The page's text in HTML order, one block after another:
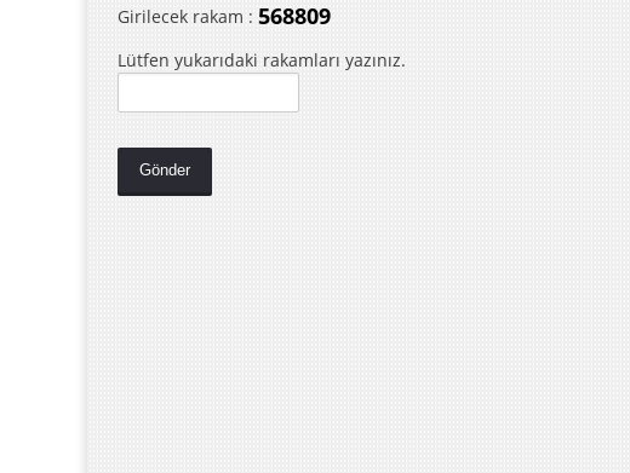
Girilecek rakam : 568809
Lütfen yukarıdaki rakamları yazınız.